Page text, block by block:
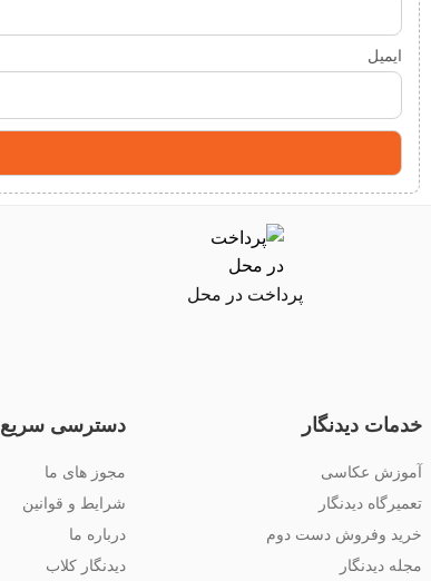
ایمیل
پرداخت در محل
خدمات دیدنگار
آموزش عکاسی
تعمیرگاه دیدنگار
خرید وفروش دست دوم
مجله دیدنگار
دسترسی سریع
مجوز های ما
شرایط و قوانین
درباره ما
دیدنگار کلاب